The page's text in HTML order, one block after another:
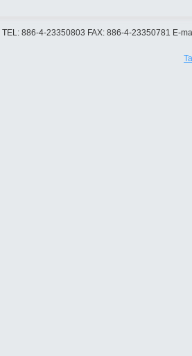
TEL: 886-4-23350803 FAX: 886-4-23350781 E-